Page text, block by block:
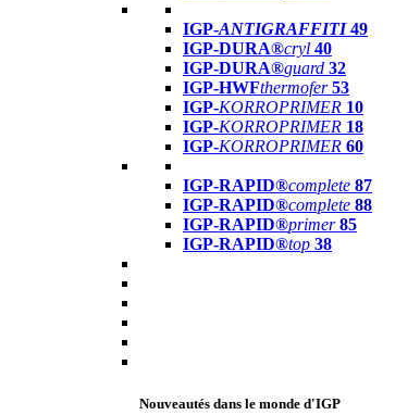
IGP-ANTIGRAFFITI49
IGP-DURA®cryl 40
IGP-DURA®guard 32
IGP-HWFthermofer 53
IGP-KORROPRIMER 10
IGP-KORROPRIMER 18
IGP-KORROPRIMER 60
IGP-RAPID®complete 87
IGP-RAPID®complete 88
IGP-RAPID®primer 85
IGP-RAPID®top 38
Nouveautés dans le monde d'IGP